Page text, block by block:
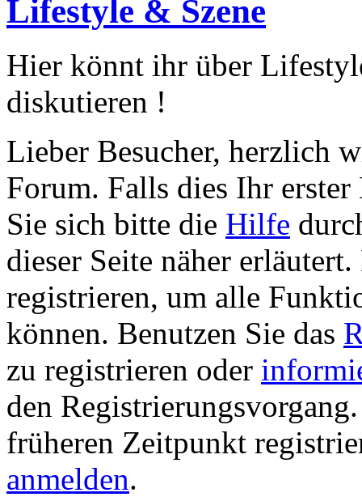
Lifestyle & Szene
Hier könnt ihr über
diskutieren !
Lieber Besucher, herzlich
Forum. Falls dies Ihr erster
Sie sich bitte die Hilfe
dieser Seite näher
registrieren, um alle
können. Benutzen Sie das
zu registrieren oder
den
früheren Zeitpunkt
anmelden.